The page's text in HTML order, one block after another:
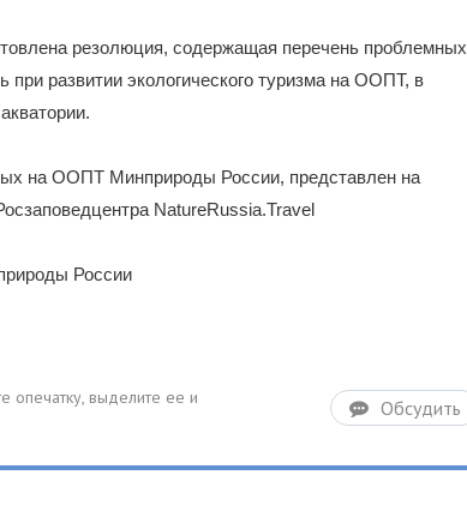
резолюция, содержащая перечень проблемных
развитии экологического туризма на ООПТ, в
на ООПТ Минприроды России, представлен на
NatureRussia.Travel
России
Обсудить